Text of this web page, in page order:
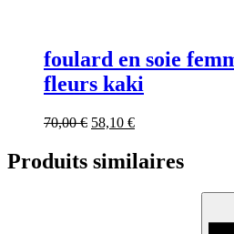
foulard en soie
fleurs kaki
70,00€ 58,10 €
Produits similaires